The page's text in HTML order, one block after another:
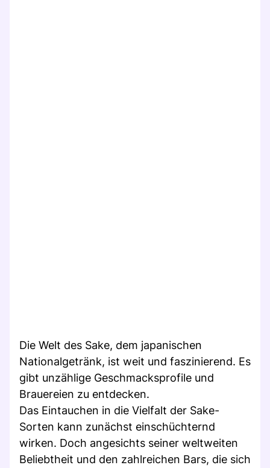
Die Welt des Sake, dem japanischen
Nationalgetränk, ist weit und faszinierend. Es
gibt unzählige Geschmacksprofile und
Brauereien zu entdecken.
Das Eintauchen in die Vielfalt der Sake-
Sorten kann zunächst einschüchternd
wirken. Doch angesichts seiner weltweiten
Beliebtheit und den zahlreichen Bars, die sich